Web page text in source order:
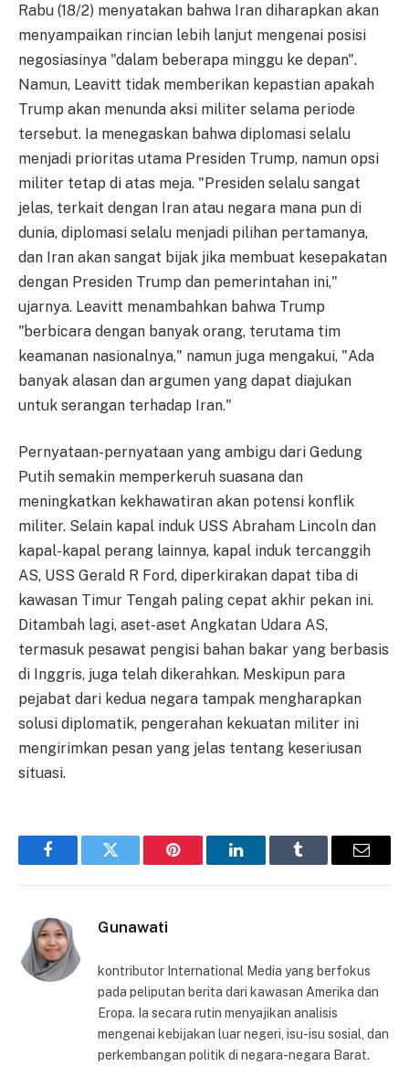
Rabu (18/2) menyatakan bahwa Iran diharapkan akan
menyampaikan rincian lebih lanjut mengenai posisi
negosiasinya "dalam beberapa minggu ke depan".
Namun, Leavitt tidak memberikan kepastian apakah
Trump akan menunda aksi militer selama periode
tersebut. Ia menegaskan bahwa diplomasi selalu
menjadi prioritas utama Presiden Trump, namun opsi
militer tetap di atas meja. "Presiden selalu sangat
jelas, terkait dengan Iran atau negara mana pun di
dunia, diplomasi selalu menjadi pilihan pertamanya,
dan Iran akan sangat bijak jika membuat kesepakatan
dengan Presiden Trump dan pemerintahan ini,"
ujarnya. Leavitt menambahkan bahwa Trump
"berbicara dengan banyak orang, terutama tim
keamanan nasionalnya," namun juga mengakui, "Ada
banyak alasan dan argumen yang dapat diajukan
untuk serangan terhadap Iran."
Pernyataan-pernyataan yang ambigu dari Gedung
Putih semakin memperkeruh suasana dan
meningkatkan kekhawatiran akan potensi konflik
militer. Selain kapal induk USS Abraham Lincoln dan
kapal-kapal perang lainnya, kapal induk tercanggih
AS, USS Gerald R Ford, diperkirakan dapat tiba di
kawasan Timur Tengah paling cepat akhir pekan ini.
Ditambah lagi, aset-aset Angkatan Udara AS,
termasuk pesawat pengisi bahan bakar yang berbasis
di Inggris, juga telah dikerahkan. Meskipun para
pejabat dari kedua negara tampak mengharapkan
solusi diplomatik, pengerahan kekuatan militer ini
mengirimkan pesan yang jelas tentang keseriusan
situasi.
FacebookTwitter Pinterest LinkedInTumblr Email
Gunawati
kontributor International Media yang berfokus
pada peliputan berita dari kawasan Amerika dan
Eropa. Ia secara rutin menyajikan analisis
mengenai kebijakan luar negeri, isu-isu sosial, dan
perkembangan politik di negara-negara Barat.